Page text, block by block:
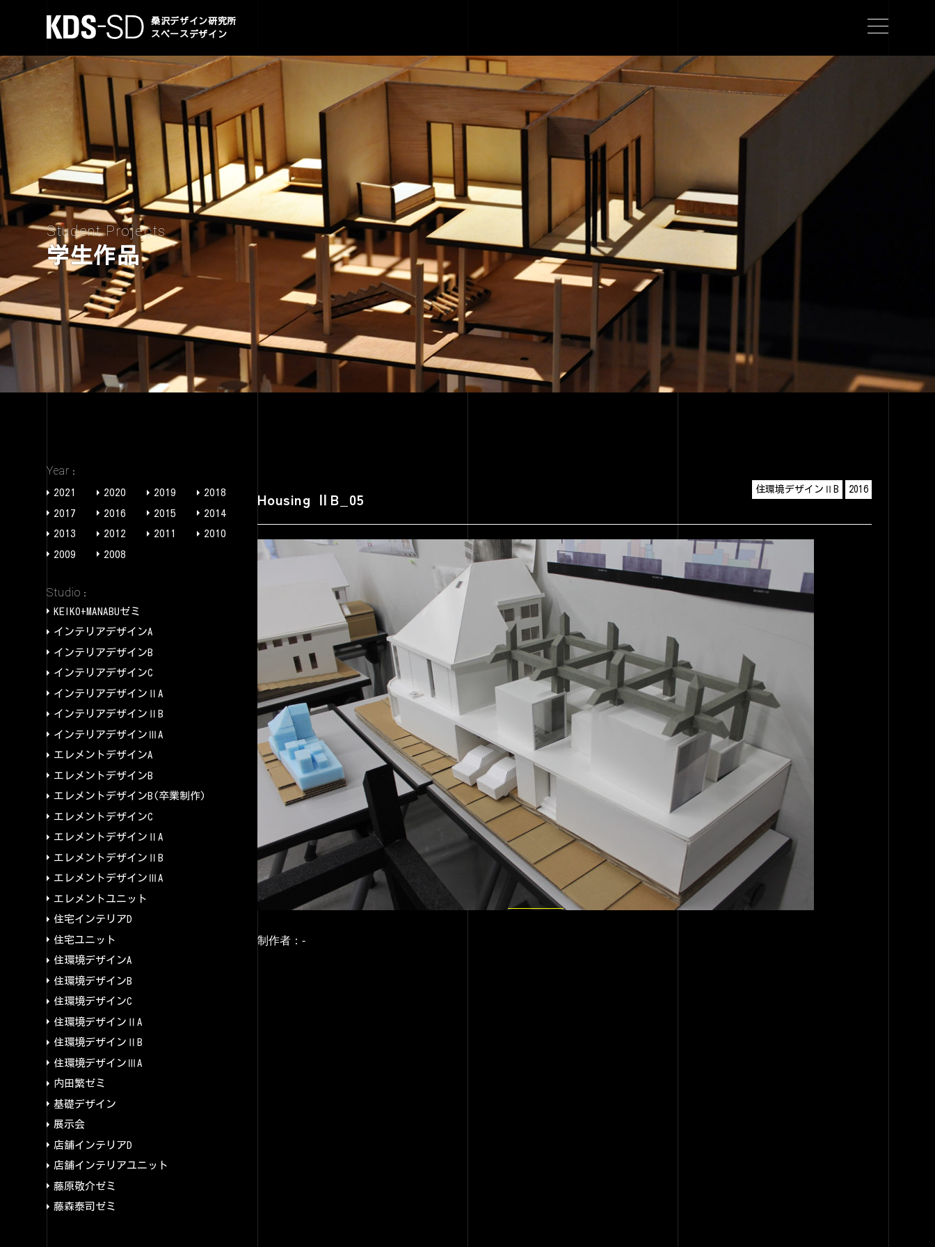
KDS-SD
桑沢デザイン研究所
スペースデザイン
Student Projects
学生作品
Year
2021 2020 2019
2018
2017
2016 2015
2014
2013
2012 2011
2010
2009
2008
Studio
KEIKO+MANABUゼミ
インテリアデザインA
インテリアデザインB
インテリアデザインC
インテリアデザインⅡA
インテリアデザインⅡB
インテリアデザインⅢA
エレメントデザインA
エレメントデザインB
エレメントデザインB(卒業制作)
エレメントデザインC
エレメントデザインⅡA
エレメントデザインⅡB
エレメントデザインⅢA
エレメントユニット
住宅インテリアD
住宅ユニット
住環境デザインA
住環境デザインB
住環境デザインC
住環境デザインⅡA
住環境デザインⅡB
住環境デザインⅢA
内田繁ゼミ
基礎デザイン
展示会
店舗インテリアD
店舗インテリアユニット
藤原敬介ゼミ
藤森泰司ゼミ
Housing ⅡB_05 住環境デザインⅡB 2016
制作者： -